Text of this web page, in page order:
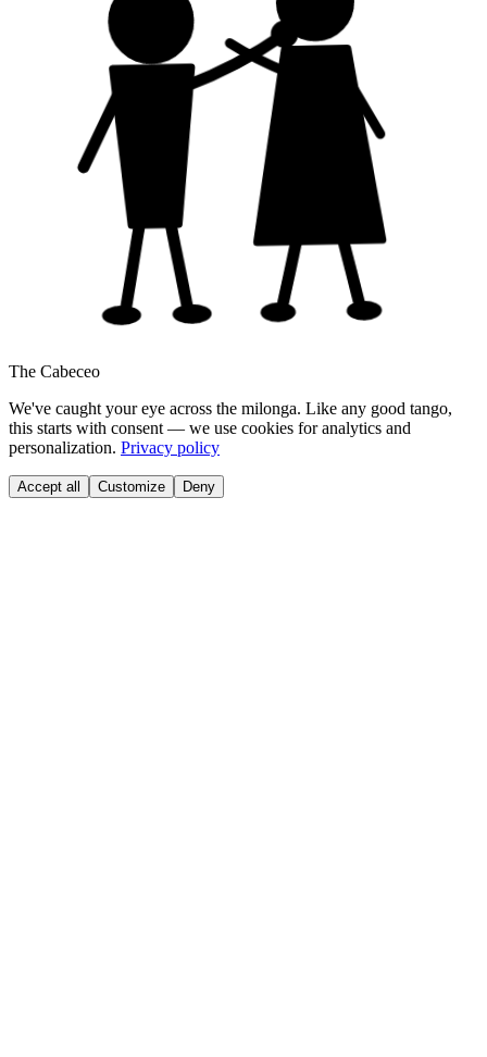
The Cabeceo
We've caught your eye across the milonga. Like any good tango,
this starts with consent — we use cookies for analytics and
personalization. Privacy policy
Accept all Customize Deny